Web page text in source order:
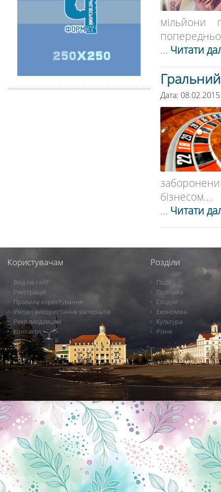
мільйони
... Читати
Дата:
бізнесом....
... Читати
Користувачам
Вхід на сайт
Реєстрація
Правила користування
Умови використання матеріалів
Рекламодавцям
Контакти
Розділи
Події
Політика
Соціум
Економіка
Культура
Різне
Новини Чернігова, Чернігівські новини, Чернігівський формат, новини Чернігова, події в Чернігові: політика, економіка, аналітика, культура, відеоновини, екологія, спортивний Чернігів, туризм, Чернігів